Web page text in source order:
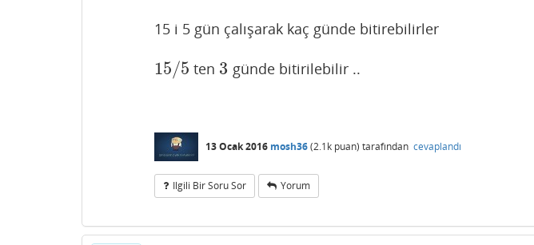
15 i 5 gün çalışarak kaç günde bitirebilirler
15/5
15/5 ten 3
3 günde bitirilebilir ..
13 Ocak 2016 mosh36(2.1k puan) tarafından cevaplandı
Ilgili Bir Soru Sor Yorum